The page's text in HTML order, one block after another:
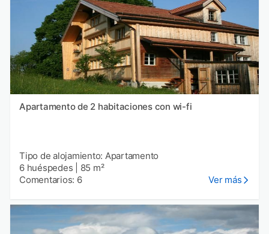
Apartamento de 2 habitaciones con wi-fi
Tipo de alojamiento: Apartamento
6 huéspedes
85 m²
Comentarios: 6
Ver más